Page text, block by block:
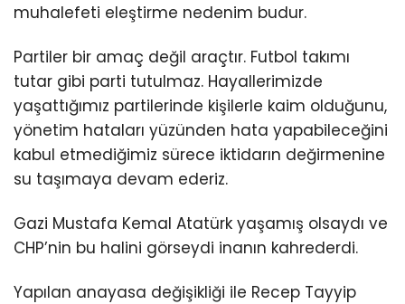
muhalefeti eleştirme nedenim budur.
Partiler bir amaç değil araçtır. Futbol takımı
tutar gibi parti tutulmaz. Hayallerimizde
yaşattığımız partilerinde kişilerle kaim olduğunu,
yönetim hataları yüzünden hata yapabileceğini
kabul etmediğimiz sürece iktidarın değirmenine
su taşımaya devam ederiz.
Gazi Mustafa Kemal Atatürk yaşamış olsaydı ve
CHP’nin bu halini görseydi inanın kahrederdi.
Yapılan anayasa değişikliği ile Recep Tayyip